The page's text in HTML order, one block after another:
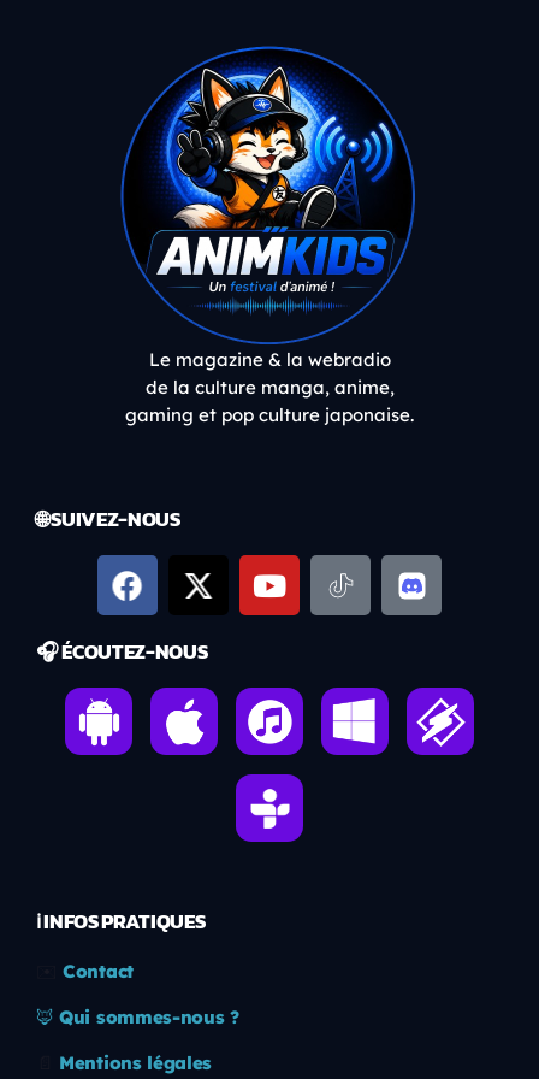
Le magazine & la webradio
de la culture manga, anime,
gaming et pop culture japonaise.
🌐 SUIVEZ-NOUS
🎧 ÉCOUTEZ-NOUS
ℹ️ INFOS PRATIQUES
Contact
🦊 Qui sommes-nous ?
Mentions légales